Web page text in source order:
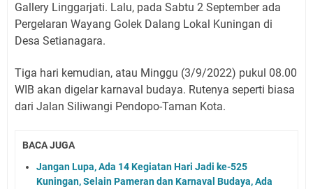
Gallery Linggarjati. Lalu, pada Sabtu 2 September ada
Pergelaran Wayang Golek Dalang Lokal Kuningan di
Desa Setianagara.
Tiga hari kemudian, atau Minggu (3/9/2022) pukul 08.00
WIB akan digelar karnaval budaya. Rutenya seperti biasa
dari Jalan Siliwangi Pendopo-Taman Kota.
BACA JUGA
Jangan Lupa, Ada 14 Kegiatan Hari Jadi ke-525
Kuningan, Selain Pameran dan Karnaval Budaya, Ada